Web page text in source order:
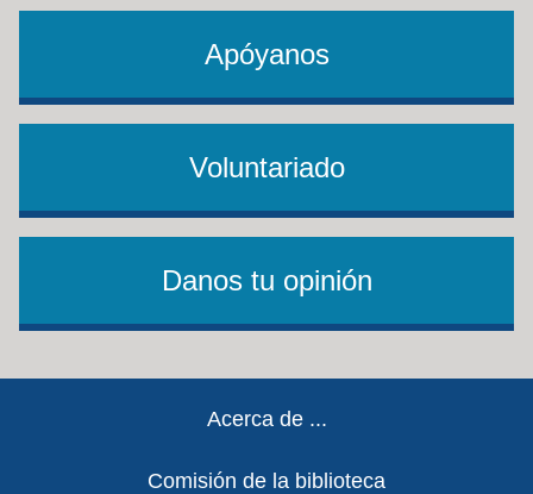
Apóyanos
Voluntariado
Danos tu opinión
Acerca de ...
Comisión de la biblioteca